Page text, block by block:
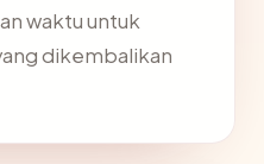
waktu untuk
dikembalikan